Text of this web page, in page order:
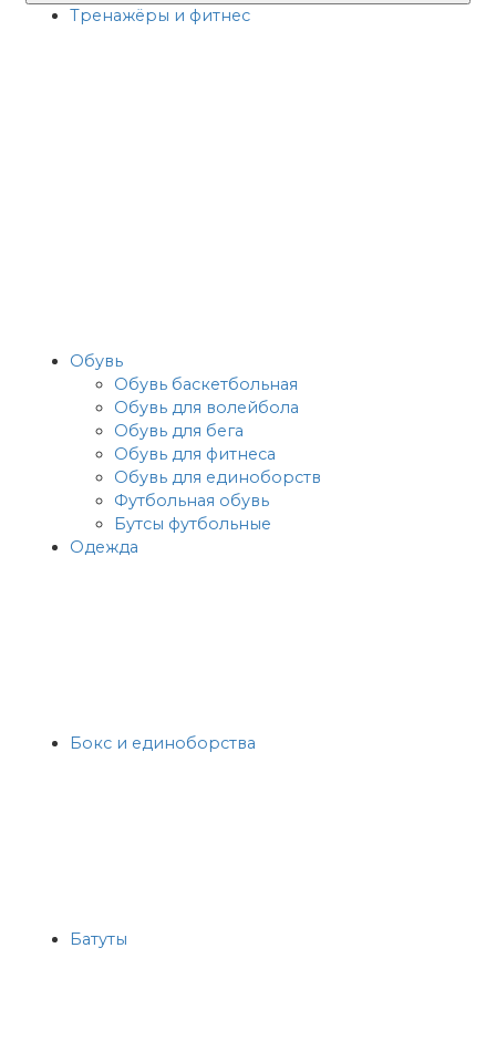
Тренажёры и фитнес
Обувь
Обувь баскетбольная
Обувь для волейбола
Обувь для бега
Обувь для фитнеса
Обувь для единоборств
Футбольная обувь
Бутсы футбольные
Одежда
Бокс и единоборства
Батуты